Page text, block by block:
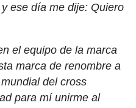
ese día me dije: Quiero
el equipo de la marca
marca de renombre a
del cross
para mí unirme al